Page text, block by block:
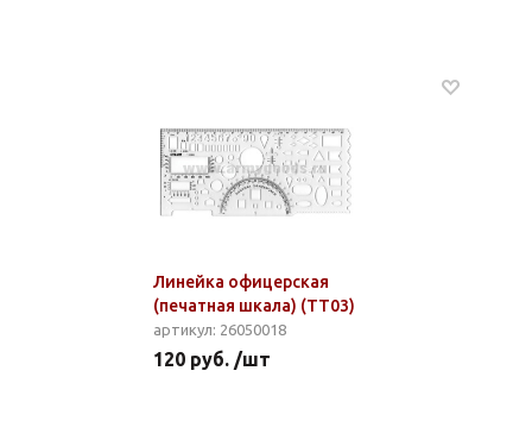
Линейка офицерская
(печатная шкала) (ТТ03)
артикул: 26050018
120 руб. /шт